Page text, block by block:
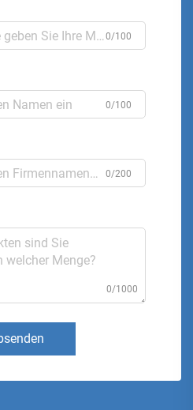
0/100
0/100
0/200
0/1000